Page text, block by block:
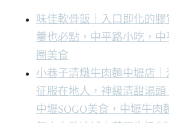
味佳軟骨飯｜入口即化的
羹也必點，中平路小吃，
圈美食
小巷子清燉牛肉麵中壢店
征服在地人，神級清甜湯頭
中壢SOGO美食，中壢牛肉